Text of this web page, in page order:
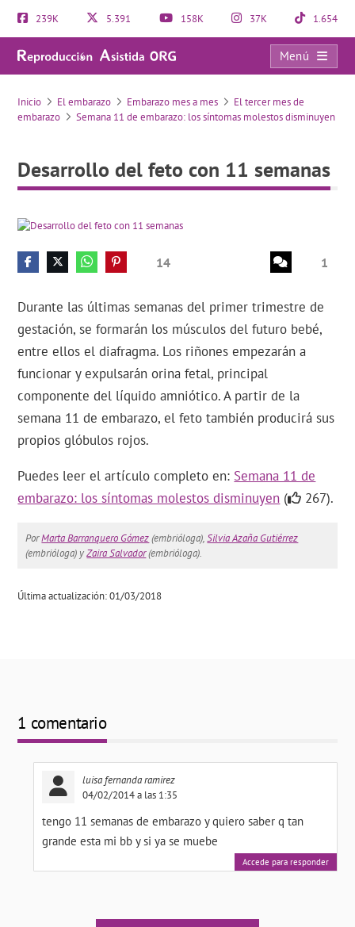
239K 5.391 158K 37K 1.654
Menú
Desarrollo del feto con 11 semanas
Inicio El embarazo Embarazo mes a mes
El tercer mes de
embarazo
Semana 11 de embarazo: los síntomas molestos disminuyen
Desarrollo del feto con 11 semanas
14 1
Durante las últimas semanas del primer trimestre de
gestación, se formarán los músculos del futuro bebé,
entre ellos el diafragma. Los riñones empezarán a
funcionar y expulsarán orina fetal, principal
componente del líquido amniótico. A partir de la
semana 11 de embarazo, el feto también producirá sus
propios glóbulos rojos.
Puedes leer el artículo completo en: Semana 11 de
embarazo: los síntomas molestos disminuyen ( 267).
PorMarta Barranquero Gómez(embrióloga),Silvia Azaña Gutiérrez
(embrióloga) yZaira Salvador(embrióloga).
Última actualización: 01/03/2018
1 comentario
luisa fernanda ramirez
04/02/2014 a las 1:35
tengo 11 semanas de embarazo y quiero saber q tan
grande esta mi bb y si ya se muebe
Accede para responder